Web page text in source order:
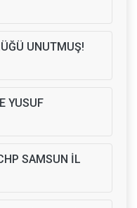
UNUTMUŞ!
YUSUF
SAMSUN İL